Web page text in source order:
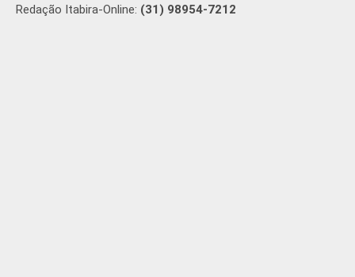
Redação Itabira-Online: (31) 98954-7212